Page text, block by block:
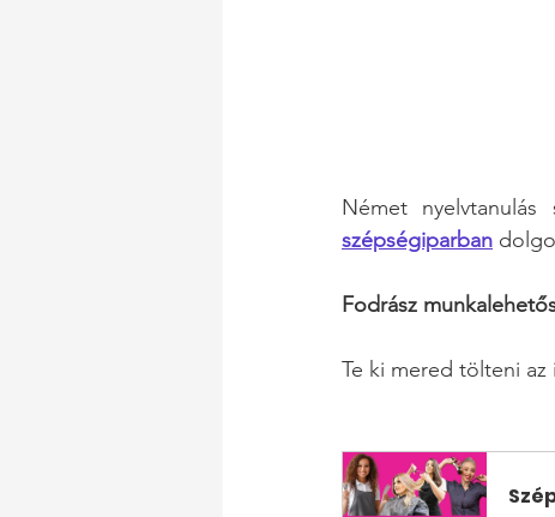
Német nyelvtanulás
szépségiparban
Fodrász
Te ki mered tölteni